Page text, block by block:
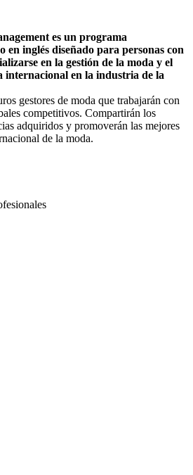
es un programa
en inglés diseñado para personas con
en la gestión de la moda y el
en la industria de la
gestores de moda que trabajarán con
competitivos. Compartirán los
adquiridos y promoverán las mejores
de la moda.